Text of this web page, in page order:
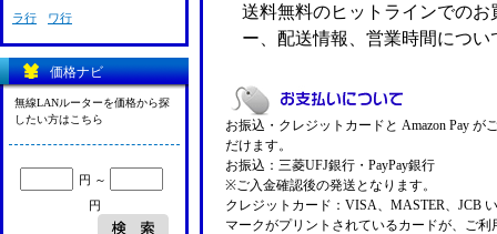
送料無料のヒットラインでの
ー、配送情報、営業時間につ
お振込・クレジットカードと Amazon Pay が
だけます。
お振込：三菱UFJ銀行・PayPay銀行
※ご入金確認後の発送となります。
クレジットカード：VISA、MASTER、JCB
マークがプリントされているカードが、ご利
ラ行 ワ行
価格ナビ
無線LANルーターを価格から探
したい方はこちら
円 ～
円